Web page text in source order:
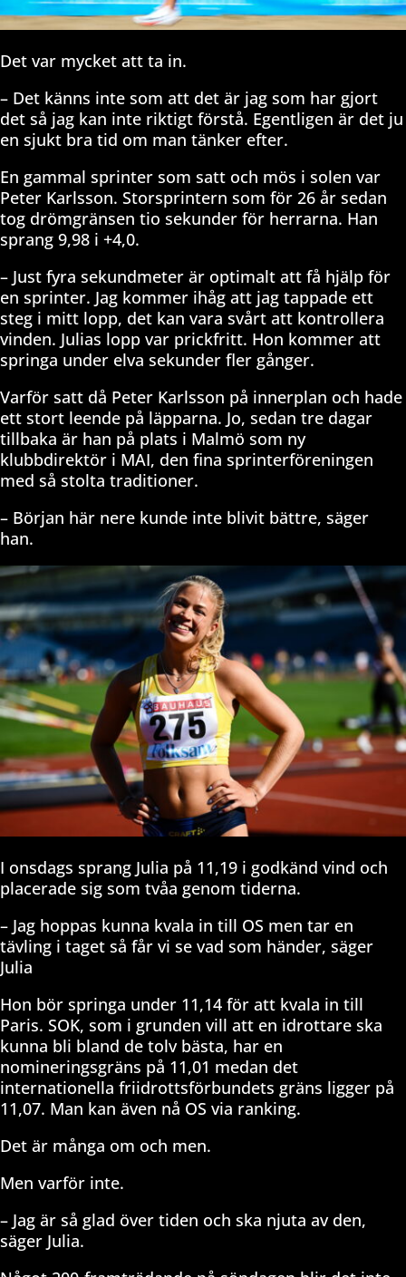
Det var mycket att ta in.
– Det känns inte som att det är jag som har gjort
det så jag kan inte riktigt förstå. Egentligen är det ju
en sjukt bra tid om man tänker efter.
En gammal sprinter som satt och mös i solen var
Peter Karlsson. Storsprintern som för 26 år sedan
tog drömgränsen tio sekunder för herrarna. Han
sprang 9,98 i +4,0.
– Just fyra sekundmeter är optimalt att få hjälp för
en sprinter. Jag kommer ihåg att jag tappade ett
steg i mitt lopp, det kan vara svårt att kontrollera
vinden. Julias lopp var prickfritt. Hon kommer att
springa under elva sekunder fler gånger.
Varför satt då Peter Karlsson på innerplan och hade
ett stort leende på läpparna. Jo, sedan tre dagar
tillbaka är han på plats i Malmö som ny
klubbdirektör i MAI, den fina sprinterföreningen
med så stolta traditioner.
– Början här nere kunde inte blivit bättre, säger
han.
I onsdags sprang Julia på 11,19 i godkänd vind och
placerade sig som tvåa genom tiderna.
– Jag hoppas kunna kvala in till OS men tar en
tävling i taget så får vi se vad som händer, säger
Julia
Hon bör springa under 11,14 för att kvala in till
Paris. SOK, som i grunden vill att en idrottare ska
kunna bli bland de tolv bästa, har en
nomineringsgräns på 11,01 medan det
internationella friidrottsförbundets gräns ligger på
11,07. Man kan även nå OS via ranking.
Det är många om och men.
Men varför inte.
– Jag är så glad över tiden och ska njuta av den,
säger Julia.